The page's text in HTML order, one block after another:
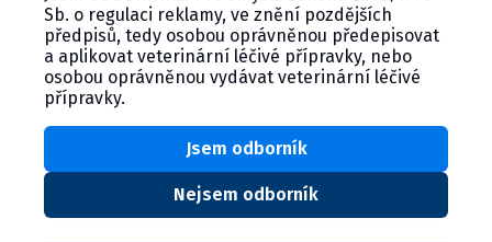
Evicto, 15 mg, roztok pro naka...
Detail produktu
Sb. o regulaci reklamy, ve znění pozdějších
předpisů, tedy osobou oprávněnou předepisovat
a aplikovat veterinární léčivé přípravky, nebo
osobou oprávněnou vydávat veterinární léčivé
přípravky.
Nejsem odborník
Jsem odborník